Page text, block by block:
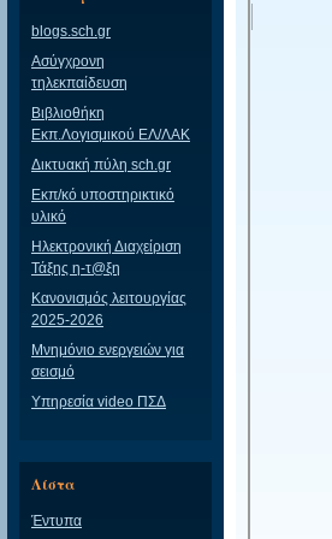
blogs.sch.gr
Ασύγχρονη
τηλεκπαίδευση
Βιβλιοθήκη
Εκπ.Λογισμικού ΕΛ/ΛΑΚ
Δικτυακή πύλη sch.gr
Εκπ/κό υποστηρικτικό
υλικό
Ηλεκτρονική Διαχείριση
Τάξης η-τ@ξη
Κανονισμός λειτουργίας
2025-2026
Μνημόνιο ενεργειών για
σεισμό
Υπηρεσία video ΠΣΔ
Λίστα
Έντυπα